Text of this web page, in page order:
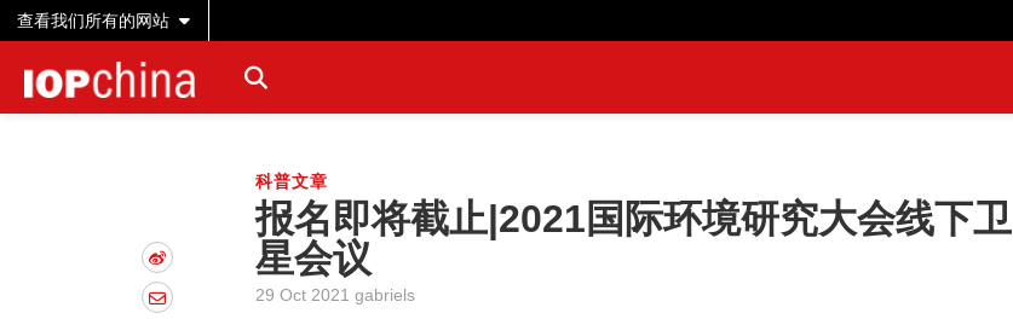
查看我们所有的网站
科普文章
报名即将截止|2021国际环境研究大会线下卫
星会议
29 Oct 2021 gabriels